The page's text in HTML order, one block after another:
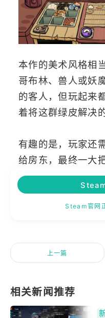
本作的美术风格相
哥布林、兽人或妖
的客人，但玩起来
着将这群绿皮解决
有趣的是，玩家还
给房东，最终一大
Steam官网
上一篇